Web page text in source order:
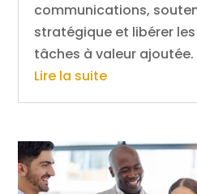
communications,
stratégique et libérer
tâches à valeur ajoutée.
Lire la suite